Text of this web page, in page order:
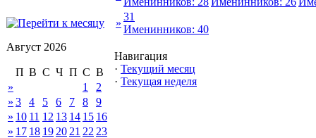
Август 2026
П В С Ч П С В
»
1
2
» 3 4 5 6 7 8
9
» 10 11 12 13 14 15 16
» 17 18 19 20 21 22 23
»
31
Именинников: 40
Навигация
· Текущий месяц
· Текущая неделя